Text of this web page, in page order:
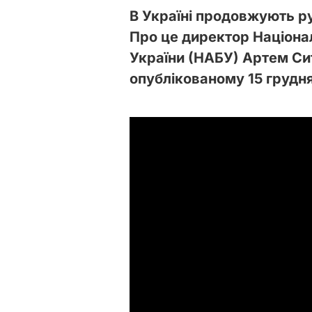
В Україні продовжують
Про це директор
України (НАБУ) Артем
опублікованому 15